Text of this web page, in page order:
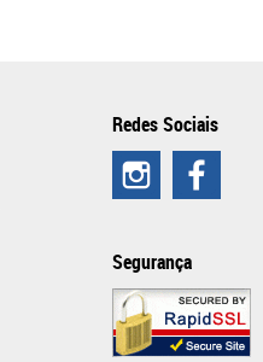
Redes Sociais
Segurança